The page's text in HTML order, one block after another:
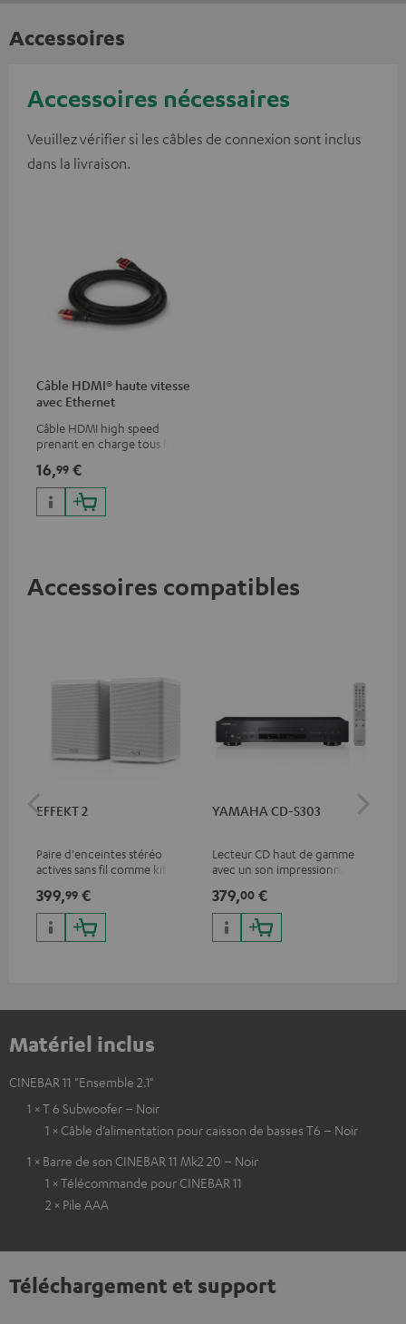
Accessoires
Accessoires nécessaires
Veuillez vérifier si les câbles de connexion sont inclus
dans la livraison.
Câble HDMI® haute vitesse
avec Ethernet
Câble HDMI high speed
prenant en charge tous les
50/60p et 4K 3D
16,99 €
Accessoires compatibles
EFFEKT 2
Paire d'enceintes stéréo
actives sans fil comme kit
arrière pour les systèmes
Teufel appropriés
399,99 €
YAMAHA CD-S303
Lecteur CD haut de gamme
avec un son impressionnant
379,00 €
Matériel inclus
CINEBAR 11 "Ensemble 2.1"
1 × T 6 Subwoofer – Noir
1 × Câble d’alimentation pour caisson de basses T6 – Noir
1 × Barre de son CINEBAR 11 Mk2 20 – Noir
1 × Télécommande pour CINEBAR 11
2 × Pile AAA
Téléchargement et support